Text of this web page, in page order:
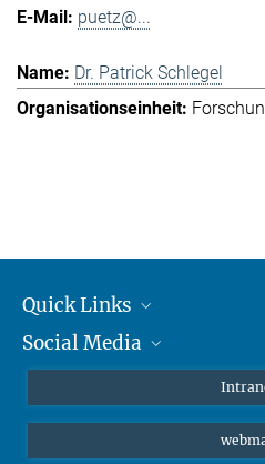
puetz@...
Dr. Patrick Schlegel
Quick Links
Student*innen/
Social Media
Bluesky